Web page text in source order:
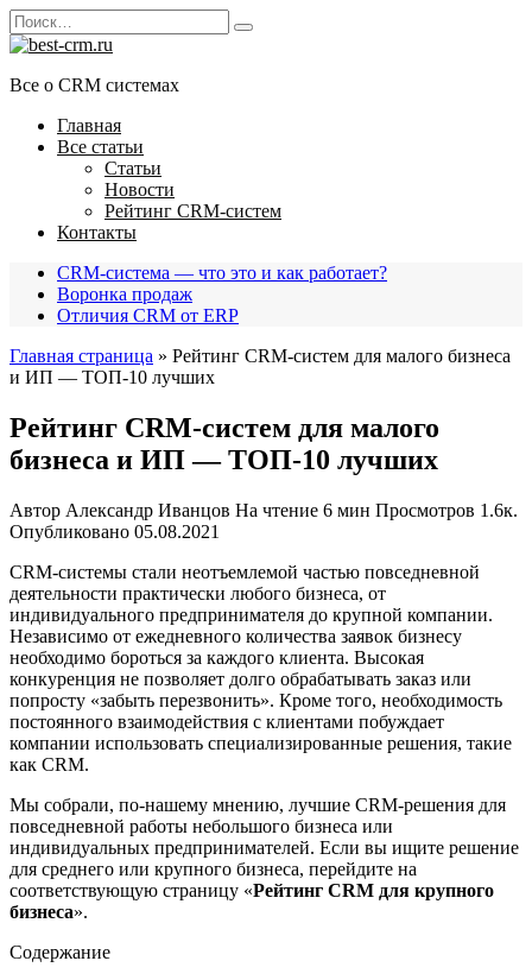
Перейти
к
Search
for:
Все о CRM системах
Главная
Все статьи
Статьи
Новости
Рейтинг CRM-систем
Контакты
CRM-система — что это и как работает?
Воронка продаж
Отличия CRM от ERP
Главная страница » Рейтинг CRM-систем для малого бизнеса
и ИП — ТОП-10 лучших
Рейтинг CRM-систем для малого
бизнеса и ИП — ТОП-10 лучших
Автор Александр Иванцов На чтение 6 мин Просмотров 1.6к.
Опубликовано 05.08.2021
CRM-системы стали неотъемлемой частью повседневной
деятельности практически любого бизнеса, от
индивидуального предпринимателя до крупной компании.
Независимо от ежедневного количества заявок бизнесу
необходимо бороться за каждого клиента. Высокая
конкуренция не позволяет долго обрабатывать заказ или
попросту «забыть перезвонить». Кроме того, необходимость
постоянного взаимодействия с клиентами побуждает
компании использовать специализированные решения, такие
как CRM.
Мы собрали, по-нашему мнению, лучшие CRM-решения для
повседневной работы небольшого бизнеса или
индивидуальных предпринимателей. Если вы ищите решение
для среднего или крупного бизнеса, перейдите на
соответствующую страницу «Рейтинг CRM для крупного
бизнеса».
Содержание